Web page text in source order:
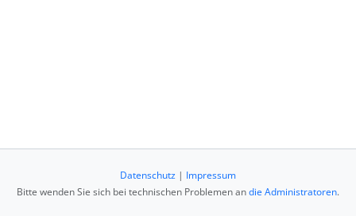
Datenschutz | Impressum
Bitte wenden Sie sich bei technischen Problemen andie Administratoren.